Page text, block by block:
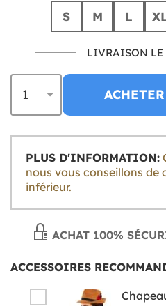
S M L
LIVRAISON LE
PLUS D'INFORMATION:
nous vous conseillons de
inférieur.
ACHAT 100%
ACCESSOIRES